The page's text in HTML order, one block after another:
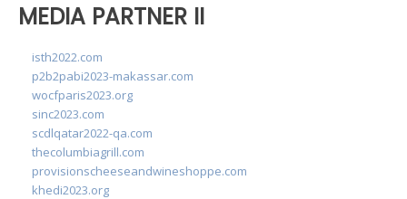
MEDIA PARTNER II
isth2022.com
p2b2pabi2023-makassar.com
wocfparis2023.org
sinc2023.com
scdlqatar2022-qa.com
thecolumbiagrill.com
provisionscheeseandwineshoppe.com
khedi2023.org